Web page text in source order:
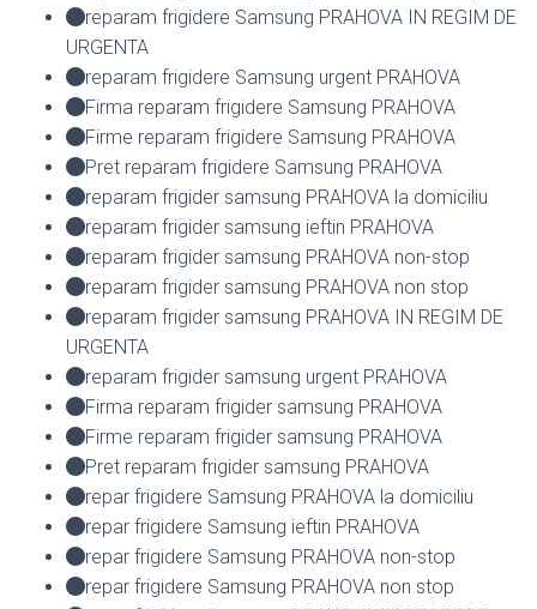
reparam frigidere Samsung PRAHOVA IN REGIM DE
URGENTA
reparam frigidere Samsung urgent PRAHOVA
Firma reparam frigidere Samsung PRAHOVA
Firme reparam frigidere Samsung PRAHOVA
Pret reparam frigidere Samsung PRAHOVA
reparam frigider samsung PRAHOVA la domiciliu
reparam frigider samsung ieftin PRAHOVA
reparam frigider samsung PRAHOVA non-stop
reparam frigider samsung PRAHOVA non stop
reparam frigider samsung PRAHOVA IN REGIM DE
URGENTA
reparam frigider samsung urgent PRAHOVA
Firma reparam frigider samsung PRAHOVA
Firme reparam frigider samsung PRAHOVA
Pret reparam frigider samsung PRAHOVA
repar frigidere Samsung PRAHOVA la domiciliu
repar frigidere Samsung ieftin PRAHOVA
repar frigidere Samsung PRAHOVA non-stop
repar frigidere Samsung PRAHOVA non stop